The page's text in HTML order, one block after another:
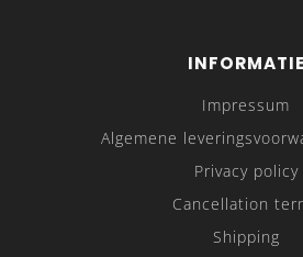
INFORMATIE
Impressum
Algemene
Privacy policy
Cancellation
Shipping